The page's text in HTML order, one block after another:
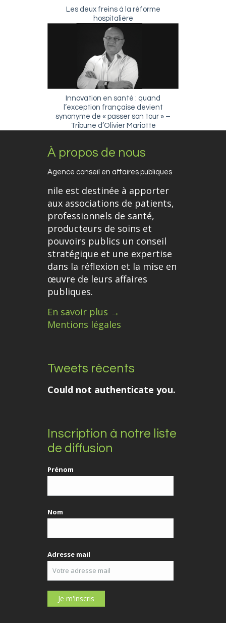
Les deux freins à la réforme
hospitalière
Innovation en santé : quand
l’exception française devient
synonyme de « passer son tour » –
Tribune d’Olivier Mariotte
À propos de nous
Agence conseil en affaires publiques
nile est destinée à apporter
aux associations de patients,
professionnels de santé,
producteurs de soins et
pouvoirs publics un conseil
stratégique et une expertise
dans la réflexion et la mise en
œuvre de leurs affaires
publiques.
En savoir plus →
Mentions légales
Tweets récents
Could not authenticate you.
Inscription à notre liste
de diffusion
Prénom
Nom
Adresse mail